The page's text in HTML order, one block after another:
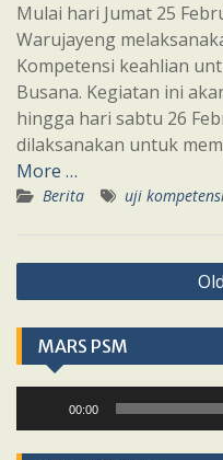
Mulai hari Jumat 25
Warujayeng
Kompetensi keahlian
Busana. Kegiatan ini
hingga hari sabtu 26
dilaksanakan untuk
More …
Berita uji
Posts
navigation
MARS PSM
00:00